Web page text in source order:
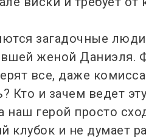
загадочные
женой Даниэля.
все, даже
Кто и зачем ведет
наш герой просто
клубок и не думает